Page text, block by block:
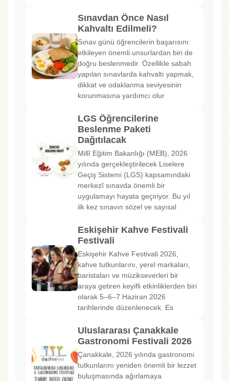
Sınavdan Önce Nasıl
Kahvaltı Edilmeli?
Sınav günü öğrencilerin başarısını
etkileyen önemli unsurlardan biri de
doğru beslenmedir. Özellikle sabah
yapılan sınavlarda kahvaltı yapmak,
dikkat ve odaklanma seviyesinin
korunmasına yardımcı olur
LGS Öğrencilerine
Beslenme Paketi
Dağıtılacak
Millî Eğitim Bakanlığı (MEB), 2026
yılında gerçekleştirilecek Liselere
Geçiş Sistemi (LGS) kapsamındaki
merkezî sınavda önemli bir
uygulamayı hayata geçiriyor. Bu yıl
ilk kez sınavın sözel ve sayısal
Eskişehir Kahve Festivali
Festivali
Eskişehir Kahve Festivali 2026,
kahve tutkunlarını, yerel markaları,
baristaları ve müzikseverleri bir
araya getiren keyifli etkinliklerden biri
olarak 5–6–7 Haziran 2026
tarihlerinde düzenlenecek. Es
Uluslararası Çanakkale
Gastronomi Festivali 2026
Çanakkale, 2026 yılında gastronomi
tutkunlarını yeniden önemli bir lezzet
buluşmasında ağırlamaya